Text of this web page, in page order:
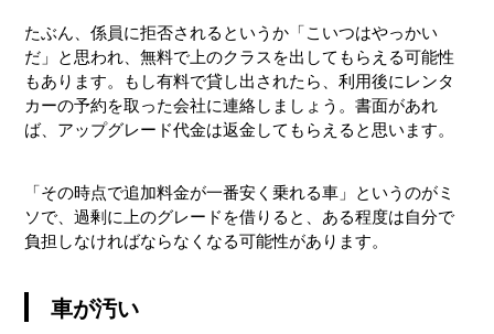
たぶん、係員に拒否されるというか「こいつはやっかい
だ」と思われ、無料で上のクラスを出してもらえる可能性
もあります。もし有料で貸し出されたら、利用後にレンタ
カーの予約を取った会社に連絡しましょう。書面があれ
ば、アップグレード代金は返金してもらえると思います。
「その時点で追加料金が一番安く乗れる車」というのがミ
ソで、過剰に上のグレードを借りると、ある程度は自分で
負担しなければならなくなる可能性があります。
車が汚い